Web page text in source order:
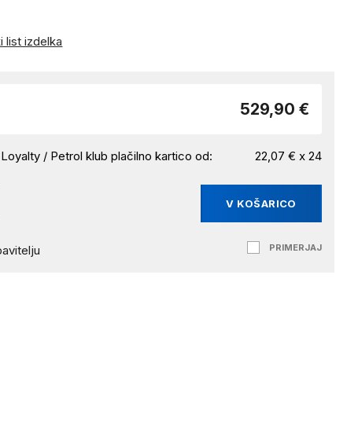
list izdelka
529,90 €
/ Petrol klub plačilno kartico od: 22,07 € x 24
V KOŠARICO
PRIMERJAJ